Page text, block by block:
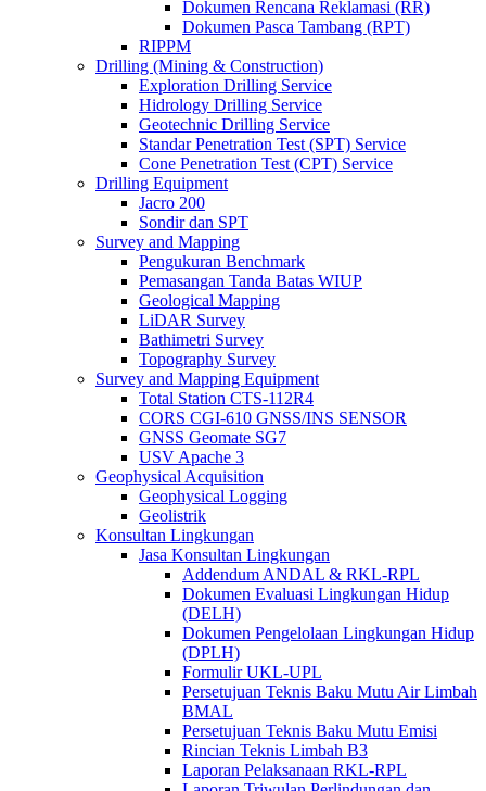
Dokumen Rencana Reklamasi (RR)
Dokumen Pasca Tambang (RPT)
RIPPM
Drilling (Mining & Construction)
Exploration Drilling Service
Hidrology Drilling Service
Geotechnic Drilling Service
Standar Penetration Test (SPT) Service
Cone Penetration Test (CPT) Service
Drilling Equipment
Jacro 200
Sondir dan SPT
Survey and Mapping
Pengukuran Benchmark
Pemasangan Tanda Batas WIUP
Geological Mapping
LiDAR Survey
Bathimetri Survey
Topography Survey
Survey and Mapping Equipment
Total Station CTS-112R4
CORS CGI-610 GNSS/INS SENSOR
GNSS Geomate SG7
USV Apache 3
Geophysical Acquisition
Geophysical Logging
Geolistrik
Konsultan Lingkungan
Jasa Konsultan Lingkungan
Addendum ANDAL & RKL-RPL
Dokumen Evaluasi Lingkungan Hidup
(DELH)
Dokumen Pengelolaan Lingkungan Hidup
(DPLH)
Formulir UKL-UPL
Persetujuan Teknis Baku Mutu Air Limbah
BMAL
Persetujuan Teknis Baku Mutu Emisi
Rincian Teknis Limbah B3
Laporan Pelaksanaan RKL-RPL